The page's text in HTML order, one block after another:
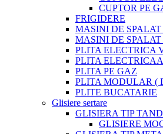
CUPTOR PE
FRIGIDERE
MASINI DE SPALAT
MASINI DE SPALAT
PLITA ELECTRICA
PLITA
PLITA PE GAZ
PLITA MODULAR (
PLITE BUCATARIE
Glisiere sertare
GLISIERA TIP
GLISIERE